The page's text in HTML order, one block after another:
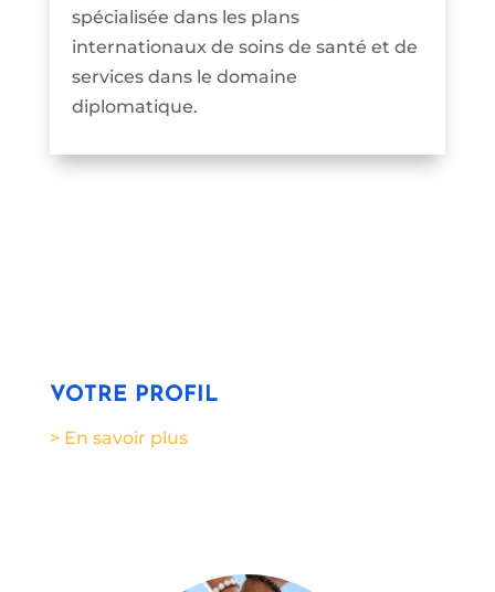
spécialisée dans les plans
internationaux de soins de santé et de
services dans le domaine
diplomatique.
VOTRE PROFIL
> En savoir plus